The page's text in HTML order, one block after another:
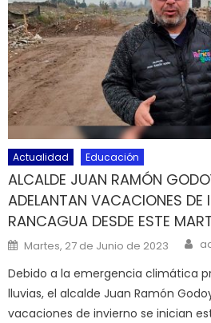
Actualidad Educación
ALCALDE JUAN RAMÓN
ADELANTAN VACACIONES DE
RANCAGUA DESDE ESTE
Posted on
Martes, 27 de Junio de 2023
Debido a la emergencia climática
lluvias, el alcalde Juan Ramón
vacaciones de invierno se inician